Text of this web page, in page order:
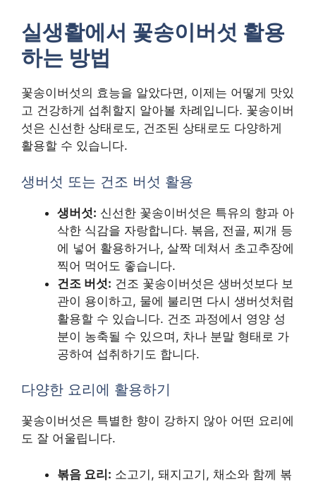
실생활에서 꽃송이버섯 활용
하는 방법
꽃송이버섯의 효능을 알았다면, 이제는 어떻게 맛있
고 건강하게 섭취할지 알아볼 차례입니다. 꽃송이버
섯은 신선한 상태로도, 건조된 상태로도 다양하게
활용할 수 있습니다.
생버섯 또는 건조 버섯 활용
생버섯: 신선한 꽃송이버섯은 특유의 향과 아
삭한 식감을 자랑합니다. 볶음, 전골, 찌개 등
에 넣어 활용하거나, 살짝 데쳐서 초고추장에
찍어 먹어도 좋습니다.
건조 버섯: 건조 꽃송이버섯은 생버섯보다 보
관이 용이하고, 물에 불리면 다시 생버섯처럼
활용할 수 있습니다. 건조 과정에서 영양 성
분이 농축될 수 있으며, 차나 분말 형태로 가
공하여 섭취하기도 합니다.
다양한 요리에 활용하기
꽃송이버섯은 특별한 향이 강하지 않아 어떤 요리에
도 잘 어울립니다.
볶음 요리: 소고기, 돼지고기, 채소와 함께 볶